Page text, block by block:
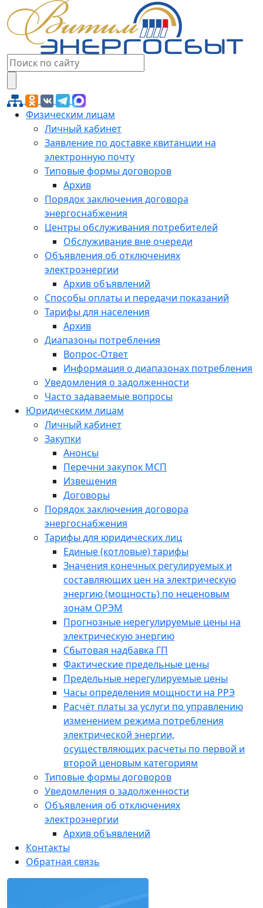
Физическим лицам
Личный кабинет
Заявление по доставке квитанции на
электронную почту
Типовые формы договоров
Архив
Порядок заключения договора
энергоснабжения
Центры обслуживания потребителей
Обслуживание вне очереди
Объявления об отключениях
электроэнергии
Архив объявлений
Способы оплаты и передачи показаний
Тарифы для населения
Архив
Диапазоны потребления
Вопрос-Ответ
Информация о диапазонах потребления
Уведомления о задолженности
Часто задаваемые вопросы
Юридическим лицам
Личный кабинет
Закупки
Анонсы
Перечни закупок МСП
Извещения
Договоры
Порядок заключения договора
энергоснабжения
Тарифы для юридических лиц
Единые (котловые) тарифы
Значения конечных регулируемых и
составляющих цен на электрическую
энергию (мощность) по неценовым
зонам ОРЭМ
Прогнозные нерегулируемые цены на
электрическую энергию
Сбытовая надбавка ГП
Фактические предельные цены
Предельные нерегулируемые цены
Часы определения мощности на РРЭ
Расчёт платы за услуги по управлению
изменением режима потребления
электрической энергии,
осуществляющих расчеты по первой и
второй ценовым категориям
Типовые формы договоров
Уведомления о задолженности
Объявления об отключениях
электроэнергии
Архив объявлений
Контакты
Обратная связь